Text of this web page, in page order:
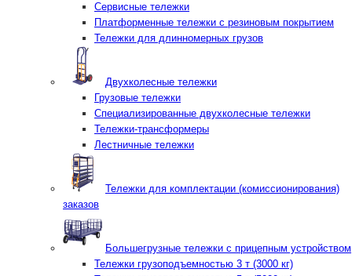
Сервисные тележки
Платформенные тележки с резиновым покрытием
Тележки для длинномерных грузов
Двухколесные тележки
Грузовые тележки
Специализированные двухколесные тележки
Тележки-трансформеры
Лестничные тележки
Тележки для комплектации (комиссионирования)
заказов
Большегрузные тележки с прицепным устройством
Тележки грузоподъемностью 3 т (3000 кг)